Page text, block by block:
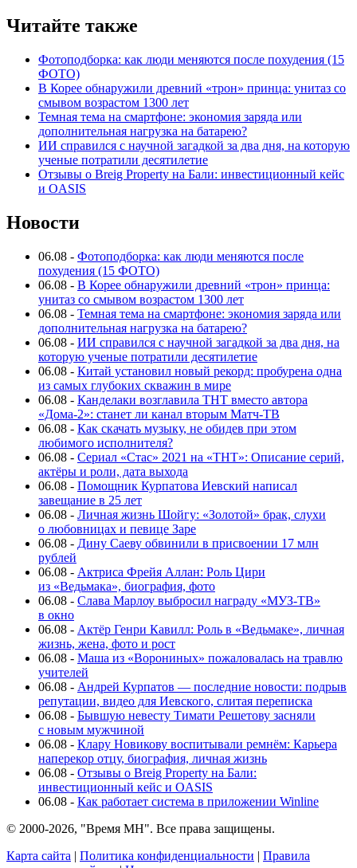
Читайте также
Фотоподборка: как люди меняются после похудения (15
ФОТО)
В Корее обнаружили древний «трон» принца: унитаз со
смывом возрастом 1300 лет
Темная тема на смартфоне: экономия заряда или
дополнительная нагрузка на батарею?
ИИ справился с научной загадкой за два дня, на которую
ученые потратили десятилетие
Отзывы о Breig Property на Бали: инвестиционный кейс
и OASIS
Новости
06.08 - Фотоподборка: как люди меняются после
похудения (15 ФОТО)
06.08 - В Корее обнаружили древний «трон» принца:
унитаз со смывом возрастом 1300 лет
06.08 - Темная тема на смартфоне: экономия заряда или
дополнительная нагрузка на батарею?
06.08 - ИИ справился с научной загадкой за два дня, на
которую ученые потратили десятилетие
06.08 - Китай установил новый рекорд: пробурена одна
из самых глубоких скважин в мире
06.08 - Канделаки возглавила ТНТ вместо автора
«Дома-2»: станет ли канал вторым Матч-ТВ
06.08 - Как скачать музыку, не обидев при этом
любимого исполнителя?
06.08 - Сериал «Стас» 2021 на «ТНТ»: Описание серий,
актёры и роли, дата выхода
06.08 - Помощник Курпатова Иевский написал
завещание в 25 лет
06.08 - Личная жизнь Шойгу: «Золотой» брак, слухи
о любовницах и певице Заре
06.08 - Дину Саеву обвинили в присвоении 17 млн
рублей
06.08 - Актриса Фрейя Аллан: Роль Цири
из «Ведьмака», биография, фото
06.08 - Слава Марлоу выбросил награду «МУЗ-ТВ»
в окно
06.08 - Актёр Генри Кавилл: Роль в «Ведьмаке», личная
жизнь, жена, фото и рост
06.08 - Маша из «Ворониных» пожаловалась на травлю
учителей
06.08 - Андрей Курпатов — последние новости: подрыв
репутации, видео для Иевского, слитая переписка
06.08 - Бывшую невесту Тимати Решетову засняли
с новым мужчиной
06.08 - Клару Новикову воспитывали ремнём: Карьера
наперекор отцу, биография, личная жизнь
06.08 - Отзывы о Breig Property на Бали:
инвестиционный кейс и OASIS
06.08 - Как работает система в приложении Winline
© 2000-2026, "Время МН". Все права защищены.
Карта сайта | Политика конфиденциальности | Правила